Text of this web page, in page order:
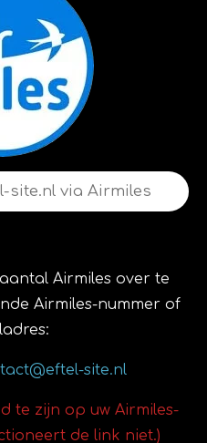
site.nl via Airmiles
Airmiles over te
Airmiles-nummer of
site.nl
te zijn op uw Airmiles-
de link niet.)